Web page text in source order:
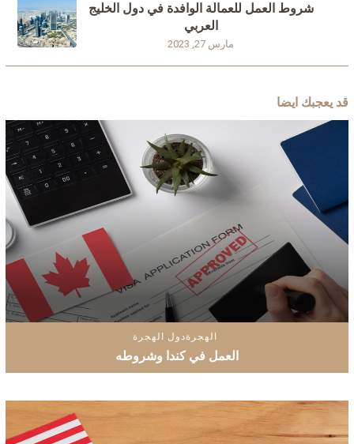
مارس 27, 2023
شروط العمل للعمالة الوافدة في دول الخليج
العربي
قد يعجبك ايضا
الهجرةدول الهجرة
العمل في كندا وشروطه